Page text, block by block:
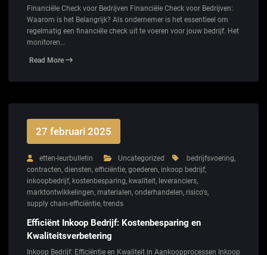
Financiële Check voor Bedrijven Financiële Check voor Bedrijven:
Waarom is het Belangrijk? Als ondernemer is het essentieel om
regelmatig een financiële check uit te voeren voor jouw bedrijf. Het
monitoren…
Read More
27 februari 2025
etten-leurbulletin Uncategorized bedrijfsvoering,
contracten, diensten, efficiëntie, goederen, inkoop bedrijf,
inkoopbedrijf, kostenbesparing, kwaliteit, leveranciers,
marktontwikkelingen, materialen, onderhandelen, risico's,
supply chain-efficiëntie, trends
Efficiënt Inkoop Bedrijf: Kostenbesparing en
Kwaliteitsverbetering
Inkoop Bedrijf: Efficiëntie en Kwaliteit in Aankoopprocessen Inkoop